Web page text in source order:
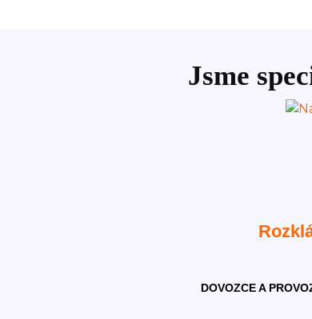
Jsme
DOVOZCE A